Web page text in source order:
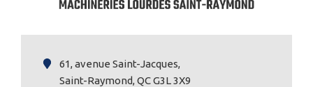
61, avenue Saint-Jacques,
Saint-Raymond, QC G3L 3X9